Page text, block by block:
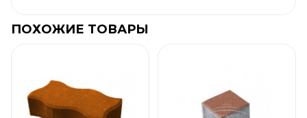
ПОХОЖИЕ ТОВАРЫ